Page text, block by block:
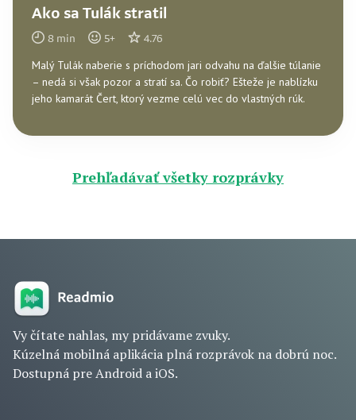
Ako sa Tulák stratil
8 min 5+ 4.76
Malý Tulák naberie s príchodom jari odvahu na ďalšie túlanie
– nedá si však pozor a stratí sa. Čo robiť? Ešteže je nablízku
jeho kamarát Čert, ktorý vezme celú vec do vlastných rúk.
Prehľadávať všetky rozprávky
Vy čítate nahlas, my pridávame zvuky.
Kúzelná mobilná aplikácia plná rozprávok na dobrú noc.
Dostupná pre Android a iOS.